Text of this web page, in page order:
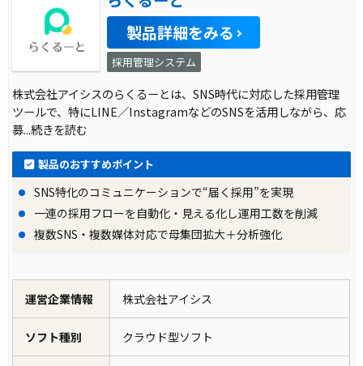
製品詳細をみる
採用管理システム
株式会社アイシスのらくるーとは、SNS時代に対応した採用管理
ツールで、特にLINE／InstagramなどのSNSを活用しながら、応
募...続きを読む
製品のおすすめポイント
SNS特化のコミュニケーションで“届く採用”を実現
一連の採用フローを自動化・見える化し運用工数を削減
複数SNS・複数媒体対応で母集団拡大＋分析強化
運営企業情報 株式会社アイシス
ソフト種別 クラウド型ソフト